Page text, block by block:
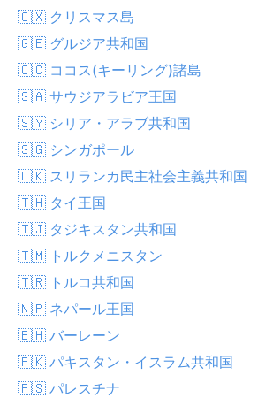
🇨🇽 クリスマス島
🇬🇪 グルジア共和国
🇨🇨 ココス(キーリング)諸島
🇸🇦 サウジアラビア王国
🇸🇾 シリア・アラブ共和国
🇸🇬 シンガポール
🇱🇰 スリランカ民主社会主義共和国
🇹🇭 タイ王国
🇹🇯 タジキスタン共和国
🇹🇲 トルクメニスタン
🇹🇷 トルコ共和国
🇳🇵 ネパール王国
🇧🇭 バーレーン
🇵🇰 パキスタン・イスラム共和国
🇵🇸 パレスチナ